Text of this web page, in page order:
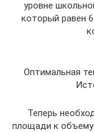
уровне
который равен
Оптимальная
Теперь
площади к